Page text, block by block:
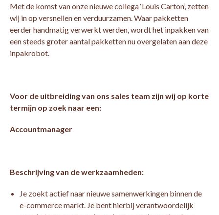
Met de komst van onze nieuwe collega ‘Louis Carton’, zetten
wij in op versnellen en verduurzamen. Waar pakketten
eerder handmatig verwerkt werden, wordt het inpakken van
een steeds groter aantal pakketten nu overgelaten aan deze
inpakrobot.
Voor de uitbreiding van ons sales team zijn wij op korte
termijn op zoek naar een:
Accountmanager
Beschrijving van de werkzaamheden:
Je zoekt actief naar nieuwe samenwerkingen binnen de
e-commerce markt. Je bent hierbij verantwoordelijk